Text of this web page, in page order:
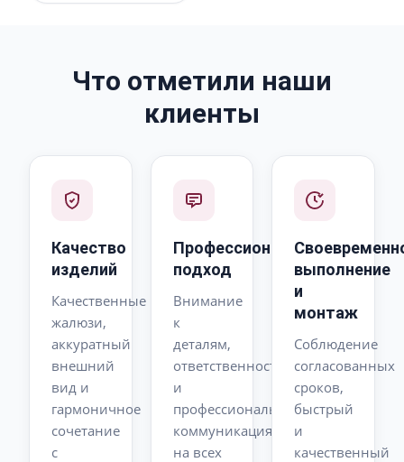
виглядають
стильно,
вписалися в
інтер’єр. Окрема
професійний
підхід, уважність
до деталей та
своєчасне
виконання
замовлення.
Монтаж
виконали
швидко й
Что отметили наши
клиенты
Качество
изделий
Качественные
жалюзи,
аккуратный
внешний
вид и
гармоничное
сочетание
с
Профессиональный
подход
Внимание
к
деталям,
ответственность
и
профессиональная
коммуникация
на всех
выполнение
и
монтаж
Соблюдение
согласованных
сроков,
быстрый
и
качественный